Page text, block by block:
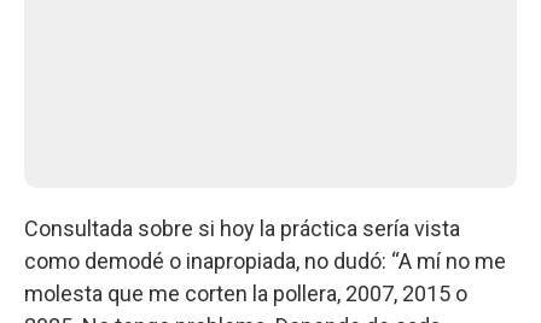
Consultada sobre si hoy la práctica sería vista
como demodé o inapropiada, no dudó: “A mí no me
molesta que me corten la pollera, 2007, 2015 o